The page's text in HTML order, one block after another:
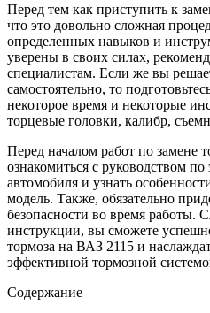
Перед тем как приступить к
что это довольно сложная
определенных навыков и
уверены в своих силах,
специалистам. Если же вы
самостоятельно, то
некоторое время и некоторые
торцевые головки, калибр,
Перед началом работ по замене
ознакомиться с руководством
автомобиля и узнать
модель. Также, обязательно
безопасности во время работы.
инструкции, вы сможете
тормоза на ВАЗ 2115 и
эффективной тормозной
Содержание